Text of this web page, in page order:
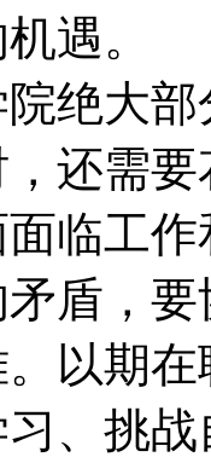
遇。
大部
还需
临工
盾，
以期
、挑